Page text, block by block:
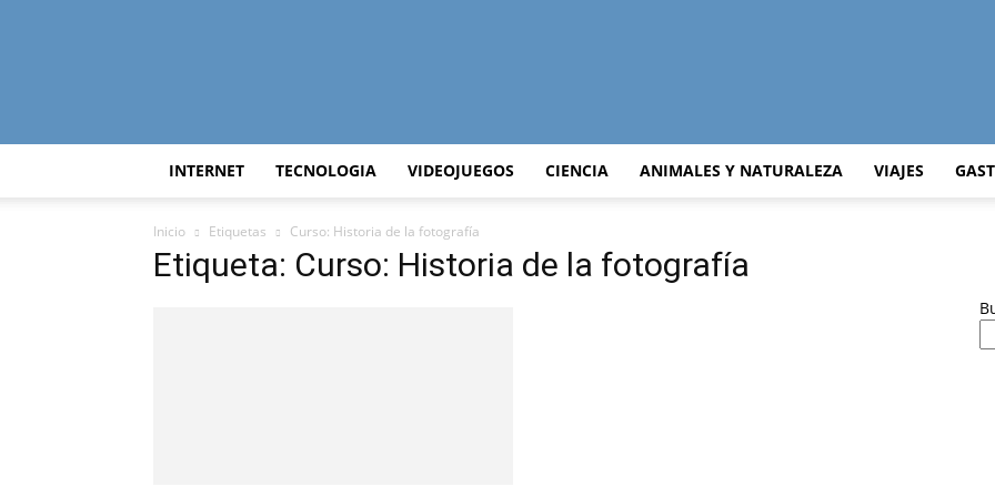
Curiosidades
INTERNET TECNOLOGIA VIDEOJUEGOS CIENCIA ANIMALES Y NATURALEZA VIAJES
Inicio Etiquetas Curso: Historia de la fotografía
Etiqueta: Curso: Historia de la fotografía